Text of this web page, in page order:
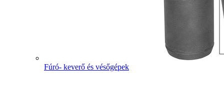
Fúró- keverő és vésőgépek